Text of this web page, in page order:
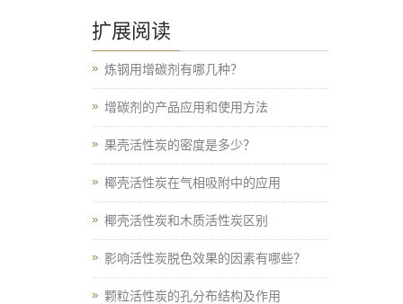
扩展阅读
炼钢用增碳剂有哪几种？
增碳剂的产品应用和使用方法
果壳活性炭的密度是多少？
椰壳活性炭在气相吸附中的应用
椰壳活性炭和木质活性炭区别
影响活性炭脱色效果的因素有哪些？
颗粒活性炭的孔分布结构及作用